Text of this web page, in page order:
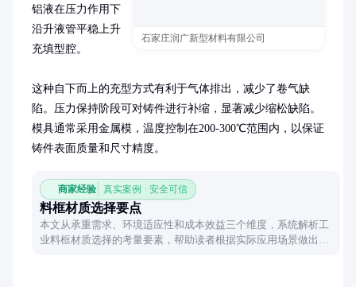
石家庄润广新型材料有限公司
铝液在压力作用下
沿升液管平稳上升
充填型腔。
这种自下而上的充型方式有利于气体排出，减少了卷气缺
陷。压力保持阶段可对铸件进行补缩，显著减少缩松缺陷。
模具通常采用金属模，温度控制在200-300℃范围内，以保证
铸件表面质量和尺寸精度。
商家经验 真实案例 · 安全可信
料框材质选择要点
本文从承重需求、环境适应性和成本效益三个维度，系统解析工
业料框材质选择的考量要素，帮助读者根据实际应用场景做出合